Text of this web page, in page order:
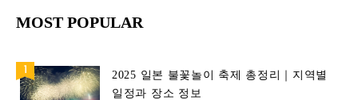
MOST POPULAR
2025 일본 불꽃놀이 축제 총정리｜지역별
일정과 장소 정보